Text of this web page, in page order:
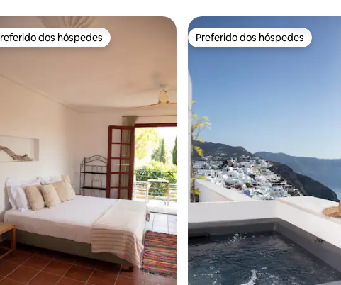
média de 5, 14 avaliações
os melhores preferidos dos hóspedes
dos hóspedes Preferido dos hóspedes
Preferido dos hóspedes